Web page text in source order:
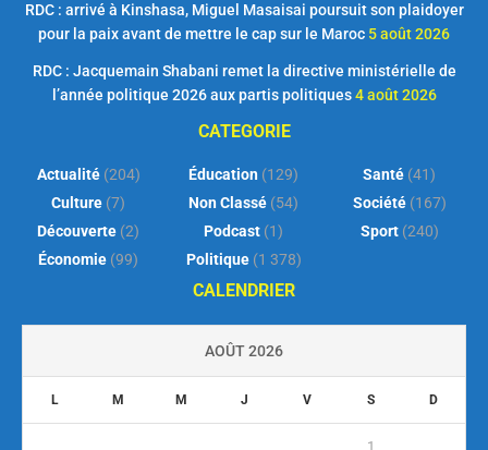
RDC : arrivé à Kinshasa, Miguel Masaisai poursuit son plaidoyer
pour la paix avant de mettre le cap sur le Maroc 5 août 2026
RDC : Jacquemain Shabani remet la directive ministérielle de
l’année politique 2026 aux partis politiques 4 août 2026
CATEGORIE
Actualité(204)
Culture (7)
Découverte (2)
Économie (99)
Éducation (129)
Non Classé (54)
Podcast (1)
Politique(1 378)
Santé (41)
Société(167)
Sport(240)
CALENDRIER
AOÛT 2026
L M M J V S D
1